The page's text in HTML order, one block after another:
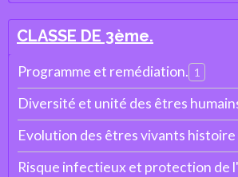
CLASSE DE 3ème.
Programme et remédiation. 1
Diversité et unité des êtres
Evolution des êtres vivants histoire
Risque infectieux et protection de